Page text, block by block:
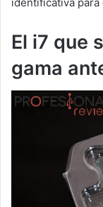
El i7 que
gama